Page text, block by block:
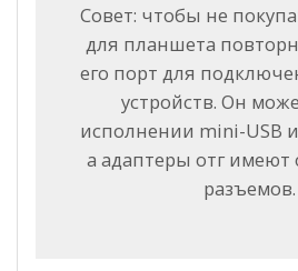
Совет: чтобы не
для планшета
его порт для
устройств. Он
исполнении mini-USB
а адаптеры отг имеют
разъемов.